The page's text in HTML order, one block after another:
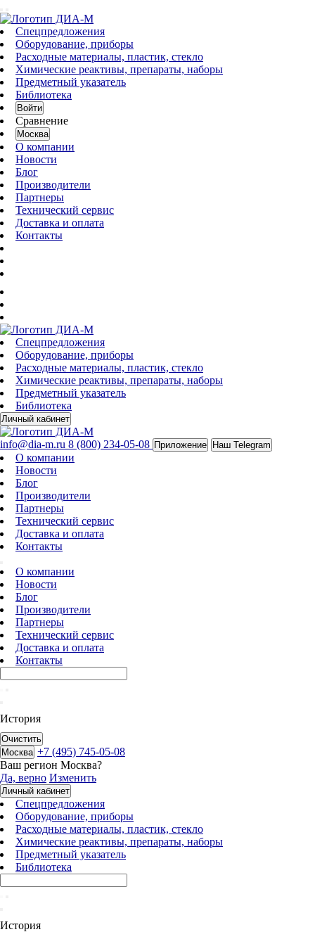
Спецпредложения
Оборудование, приборы
Расходные материалы, пластик, стекло
Химические реактивы, препараты, наборы
Предметный указатель
Библиотека
Войти
Сравнение
Москва
О компании
Новости
Блог
Производители
Партнеры
Технический сервис
Доставка и оплата
Контакты
Спецпредложения
Оборудование, приборы
Расходные материалы, пластик, стекло
Химические реактивы, препараты, наборы
Предметный указатель
Библиотека
Личный кабинет
info@dia-m.ru 8 (800) 234-05-08 Приложение Наш Telegram
О компании
Новости
Блог
Производители
Партнеры
Технический сервис
Доставка и оплата
Контакты
О компании
Новости
Блог
Производители
Партнеры
Технический сервис
Доставка и оплата
Контакты
История
Очистить
Москва +7 (495) 745-05-08
Ваш регион Москва?
Да, верно Изменить
Личный кабинет
Спецпредложения
Оборудование, приборы
Расходные материалы, пластик, стекло
Химические реактивы, препараты, наборы
Предметный указатель
Библиотека
История